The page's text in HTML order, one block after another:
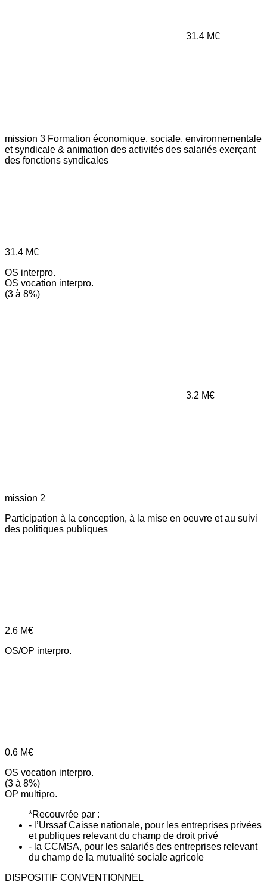
31.4 M€
mission 3 Formation économique, sociale, environnementale
et syndicale & animation des activités des salariés exerçant
des fonctions syndicales
31.4 M€
OS interpro.
OS vocation interpro.
(3 à 8%)
3.2 M€
mission 2
Participation à la conception, à la mise en oeuvre et au suivi
des politiques publiques
2.6 M€
OS/OP interpro.
0.6 M€
OS vocation interpro.
(3 à 8%)
OP multipro.
*Recouvrée par :
- l’Urssaf Caisse nationale, pour les entreprises privées
et publiques relevant du champ de droit privé
- la CCMSA, pour les salariés des entreprises relevant
du champ de la mutualité sociale agricole
DISPOSITIF CONVENTIONNEL